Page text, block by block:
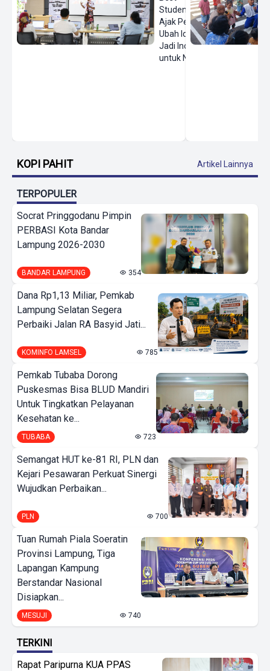
Student
Ajak Pelajar
Ubah Ide
Jadi Inovasi
untuk Negeri
KOPI PAHIT Artikel Lainnya
TERPOPULER
Socrat Pringgodanu Pimpin
PERBASI Kota Bandar
Lampung 2026-2030
BANDAR LAMPUNG 354
Dana Rp1,13 Miliar, Pemkab
Lampung Selatan Segera
Perbaiki Jalan RA Basyid Jati...
KOMINFO LAMSEL 785
Pemkab Tubaba Dorong
Puskesmas Bisa BLUD Mandiri
Untuk Tingkatkan Pelayanan
Kesehatan ke...
TUBABA 723
Semangat HUT ke-81 RI, PLN dan
Kejari Pesawaran Perkuat Sinergi
Wujudkan Perbaikan...
PLN 700
Tuan Rumah Piala Soeratin
Provinsi Lampung, Tiga
Lapangan Kampung
Berstandar Nasional
Disiapkan...
MESUJI 740
TERKINI
Rapat Paripurna KUA PPAS